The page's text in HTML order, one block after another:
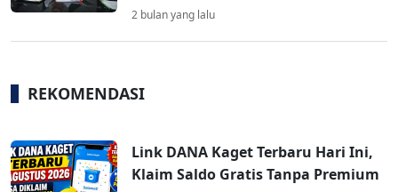
2 bulan yang lalu
REKOMENDASI
Link DANA Kaget Terbaru Hari Ini,
Klaim Saldo Gratis Tanpa Premium